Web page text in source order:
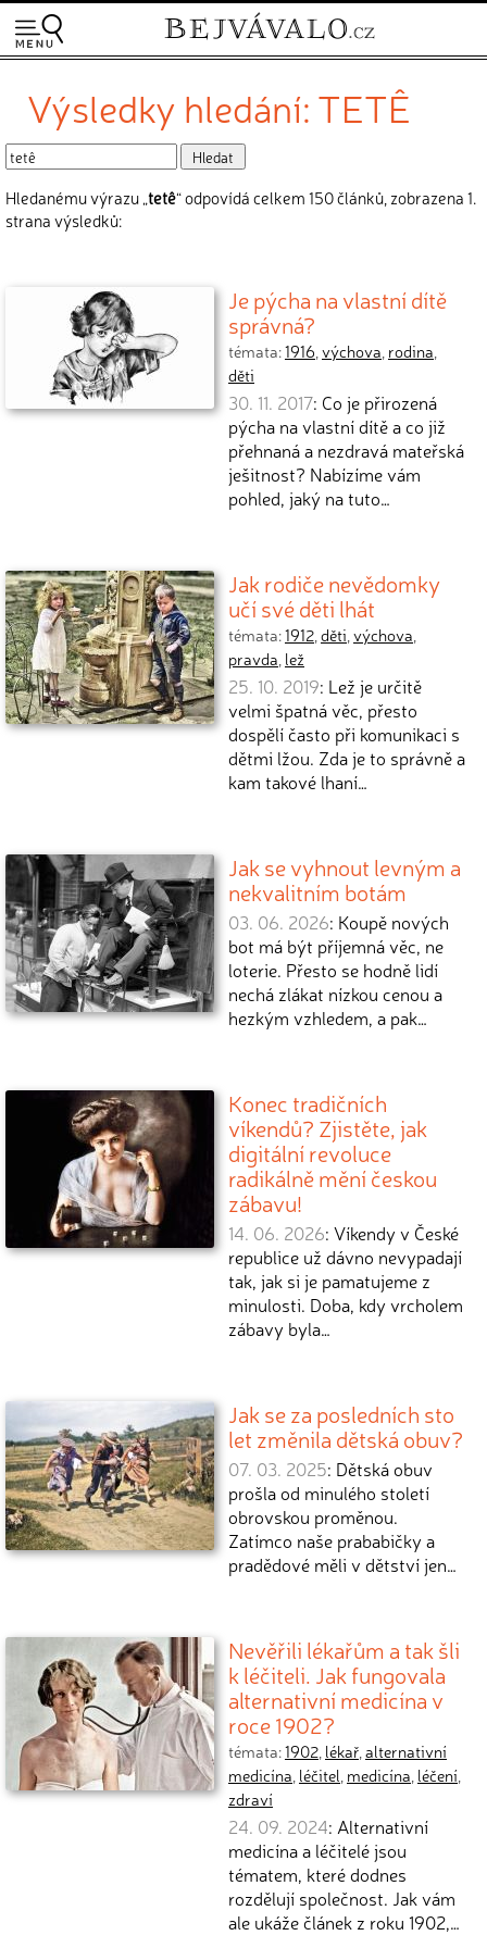
Výsledky hledání: TETÊ
Hledanému výrazu „tetê“ odpovídá celkem 150 článků, zobrazena 1.
strana výsledků:
Je pýcha na vlastní dítě
správná?
témata:1916,výchova, rodina,
děti
30. 11. 2017: Co je přirozená
pýcha na vlastní dítě a co již
přehnaná a nezdravá mateřská
ješitnost? Nabízíme vám
pohled, jaký na tuto…
Jak rodiče nevědomky
učí své děti lhát
témata:1912,děti,výchova,
pravda, lež
25. 10. 2019: Lež je určitě
velmi špatná věc, přesto
dospělí často při komunikaci s
dětmi lžou. Zda je to správně a
kam takové lhaní…
Jak se vyhnout levným a
nekvalitním botám
03. 06. 2026: Koupě nových
bot má být příjemná věc, ne
loterie. Přesto se hodně lidí
nechá zlákat nízkou cenou a
hezkým vzhledem, a pak…
Konec tradičních
víkendů? Zjistěte, jak
digitální revoluce
radikálně mění českou
zábavu!
14. 06. 2026: Víkendy v České
republice už dávno nevypadají
tak, jak si je pamatujeme z
minulosti. Doba, kdy vrcholem
zábavy byla…
Jak se za posledních sto
let změnila dětská obuv?
07. 03. 2025: Dětská obuv
prošla od minulého století
obrovskou proměnou.
Zatímco naše prababičky a
pradědové měli v dětství jen…
Nevěřili lékařům a tak šli
k léčiteli. Jak fungovala
alternativní medicína v
roce 1902?
témata:1902, lékař,alternativní
medicína, léčitel, medicína, léčení,
zdraví
24. 09. 2024: Alternativní
medicína a léčitelé jsou
tématem, které dodnes
rozdělují společnost. Jak vám
ale ukáže článek z roku 1902,…